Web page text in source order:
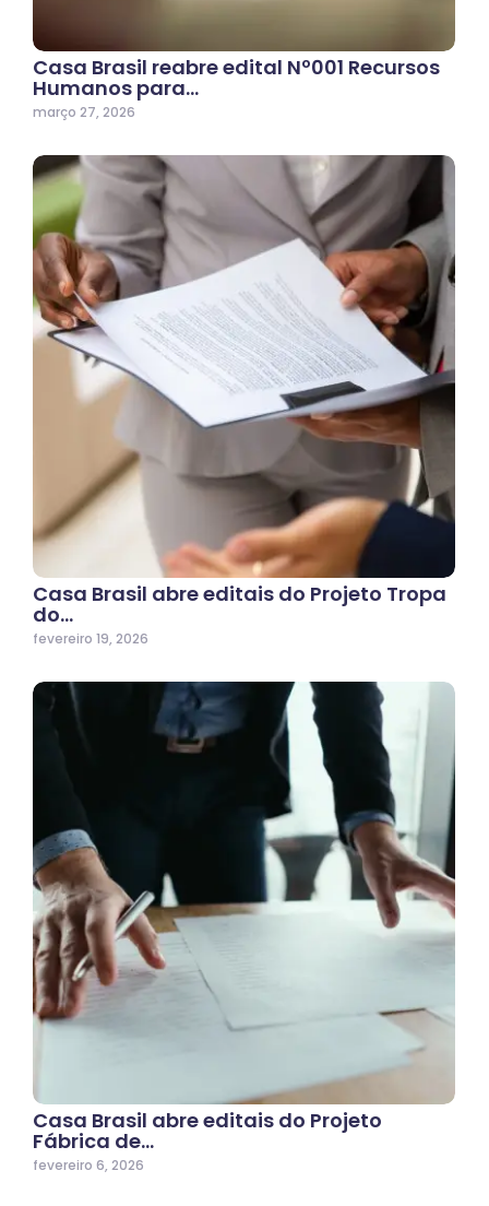
Casa Brasil reabre edital Nº001 Recursos
Humanos para…
março 27, 2026
Casa Brasil abre editais do Projeto Tropa
do…
fevereiro 19, 2026
Casa Brasil abre editais do Projeto
Fábrica de…
fevereiro 6, 2026